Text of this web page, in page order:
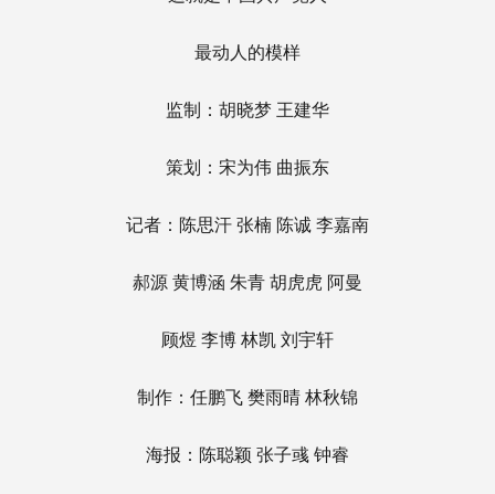
最动人的模样
监制：胡晓梦 王建华
策划：宋为伟 曲振东
记者：陈思汗 张楠 陈诚 李嘉南
郝源 黄博涵 朱青 胡虎虎 阿曼
顾煜 李博 林凯 刘宇轩
制作：任鹏飞 樊雨晴 林秋锦
海报：陈聪颖 张子彧 钟睿